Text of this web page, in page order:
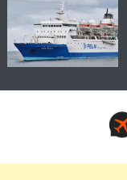
Travelbiz